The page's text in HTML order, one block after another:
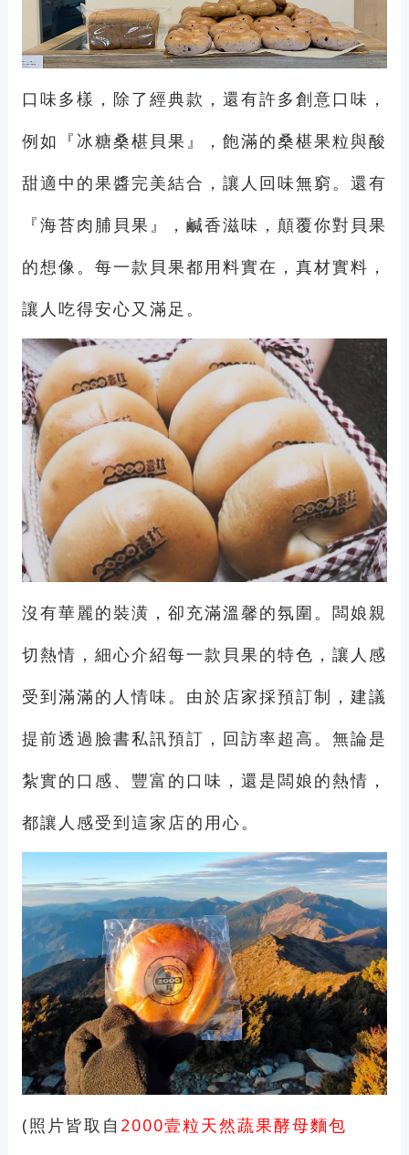
口味多樣，除了經典款，還有許多創意口味，
例如『冰糖桑椹貝果』，飽滿的桑椹果粒與酸
甜適中的果醬完美結合，讓人回味無窮。還有
『海苔肉脯貝果』，鹹香滋味，顛覆你對貝果
的想像。每一款貝果都用料實在，真材實料，
讓人吃得安心又滿足。
沒有華麗的裝潢，卻充滿溫馨的氛圍。闆娘親
切熱情，細心介紹每一款貝果的特色，讓人感
受到滿滿的人情味。由於店家採預訂制，建議
提前透過臉書私訊預訂，回訪率超高。無論是
紮實的口感、豐富的口味，還是闆娘的熱情，
都讓人感受到這家店的用心。
(照片皆取自 2000壹粒天然蔬果酵母麵包